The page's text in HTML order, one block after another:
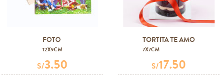
FOTO
12X9CM
S/3.50
TORTITA TE AMO
7X7CM
S/17.50